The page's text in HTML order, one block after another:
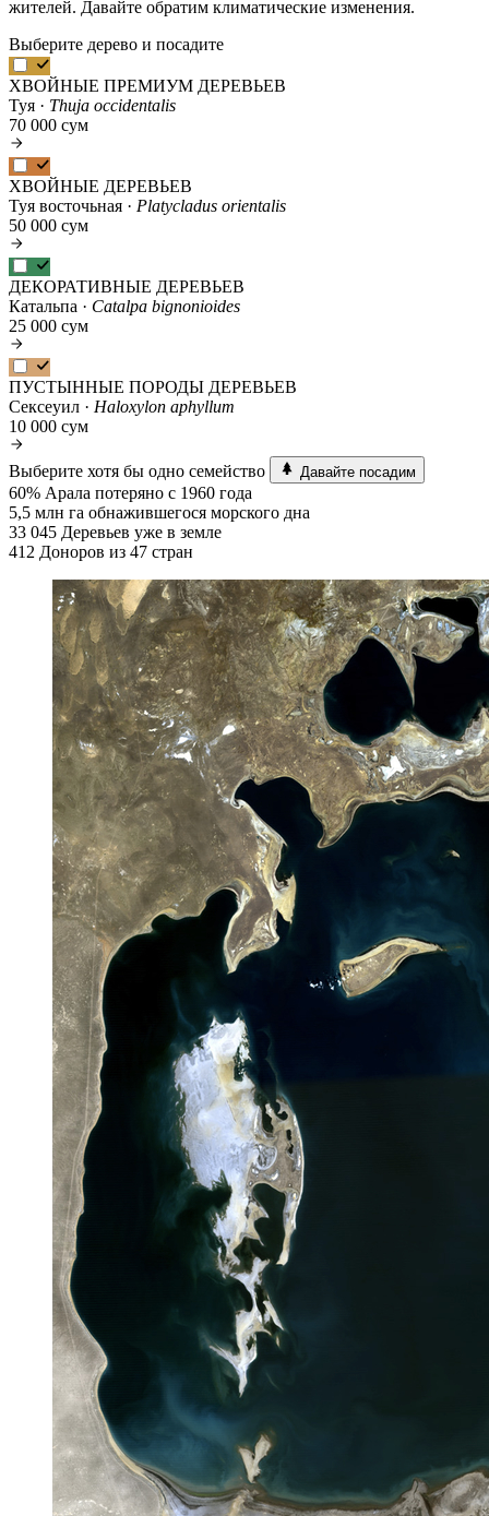
жителей. Давайте обратим климатические изменения.
Выберите дерево и посадите
ХВОЙНЫЕ ПРЕМИУМ ДЕРЕВЬЕВ
Туя · Thuja occidentalis
70 000 сум
ХВОЙНЫЕ ДЕРЕВЬЕВ
Туя восточьная · Platycladus orientalis
50 000 сум
ДЕКОРАТИВНЫЕ ДЕРЕВЬЕВ
Катальпа · Catalpa bignonioides
25 000 сум
ПУСТЫННЫЕ ПОРОДЫ ДЕРЕВЬЕВ
Сексеуил · Haloxylon aphyllum
10 000 сум
Выберите хотя бы одно семейство Давайте посадим
60% Арала потеряно с 1960 года
5,5 млн га обнажившегося морского дна
33 045 Деревьев уже в земле
412 Доноров из 47 стран